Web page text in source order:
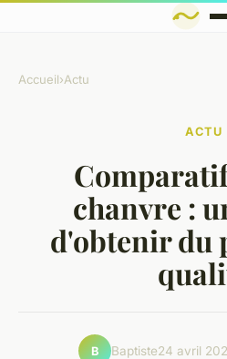
Accueil›Actu
ACTU
chanvre :
d'obtenir du
B Baptiste24 avril